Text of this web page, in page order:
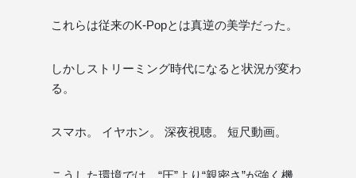
これらは従来のK-Popとは真逆の美学だった。
しかしストリーミング時代になると状況が変わ
る。
スマホ。 イヤホン。 深夜視聴。 短尺動画。
こうした環境では、“圧”より“親密さ”が強く機